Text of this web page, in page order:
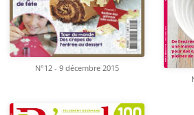
N°12 - 9 décembre 2015